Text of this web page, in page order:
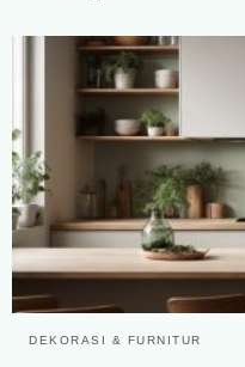
DEKORASI & FURNITUR